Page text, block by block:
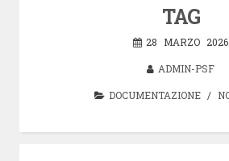
TAG
28 MARZO 2026
ADMIN-PSF
DOCUMENTAZIONE /